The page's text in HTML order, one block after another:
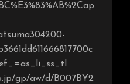
gp/aw/d/B007BY2